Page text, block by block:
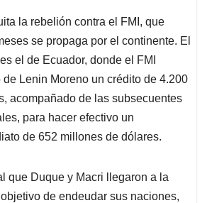
la rebelión contra el FMI, que
se propaga por el continente. El
el de Ecuador, donde el FMI
Lenin Moreno un crédito de 4.200
acompañado de las subsecuentes
para hacer efectivo un
de 652 millones de dólares.
que Duque y Macri llegaron a la
de endeudar sus naciones,